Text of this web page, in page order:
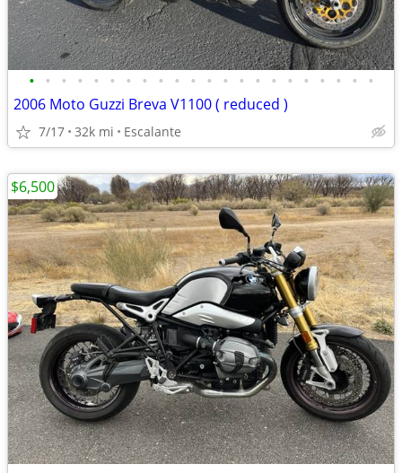
• • • • • • • • • • • • • • • • • • • • • •
2006 Moto Guzzi Breva V1100 ( reduced )
7/17 32k mi Escalante
$6,500